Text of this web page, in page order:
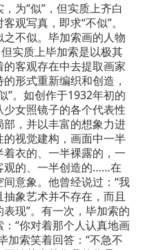
，为“似”，但实质上齐白
观写真，即求“不似”。
不似。毕加索画的人物
实质上毕加索是以极其
客观存在中去提取画家
形式重新编织和创造，
”。如创作于1932年初的
女照镜子的各个代表性
，并以丰富的想象力进
视觉建构，画面中一半
衣的、一半裸露的，一
观的、一半创造的……在
意象。他曾经说过：“我
象艺术并不存在，而且
现”。有一次，毕加索的
“你对着那个人认真地画
加索笑着回答：“不急不